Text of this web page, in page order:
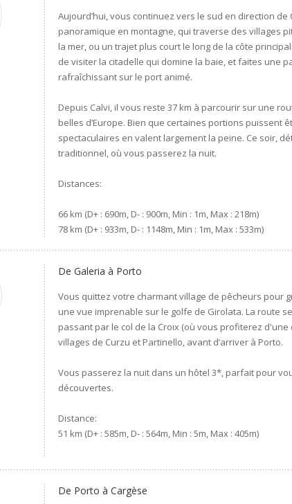
Aujourd’hui, vous continuez vers le sud en direction
panoramique en montagne, qui traverse des villages
la mer, ou un trajet plus court le long de la côte
de visiter la citadelle qui domine la baie, et faites une
rafraîchissant sur le port animé.
Depuis Calvi, il vous reste 37 km à parcourir sur une
belles d’Europe. Bien que certaines portions puissent
spectaculaires en valent largement la peine. Ce soir,
traditionnel, où vous passerez la nuit.
Distances:
66 km (D+ : 690m, D- : 900m, Min : 1m, Max : 218m)
78 km (D+ : 933m, D- : 1148m, Min : 1m, Max : 533m)
De Galeria à Porto
Vous quittez votre charmant village de pêcheurs pour
une vue imprenable sur le golfe de Girolata. La route
passant par le col de la Croix (où vous profiterez
villages de Curzu et Partinello, avant d’arriver à Porto.
Vous passerez la nuit dans un hôtel 3*, parfait pour
découvertes.
Distance:
51 km (D+ : 585m, D- : 564m, Min : 5m, Max : 405m)
De Porto à Cargèse